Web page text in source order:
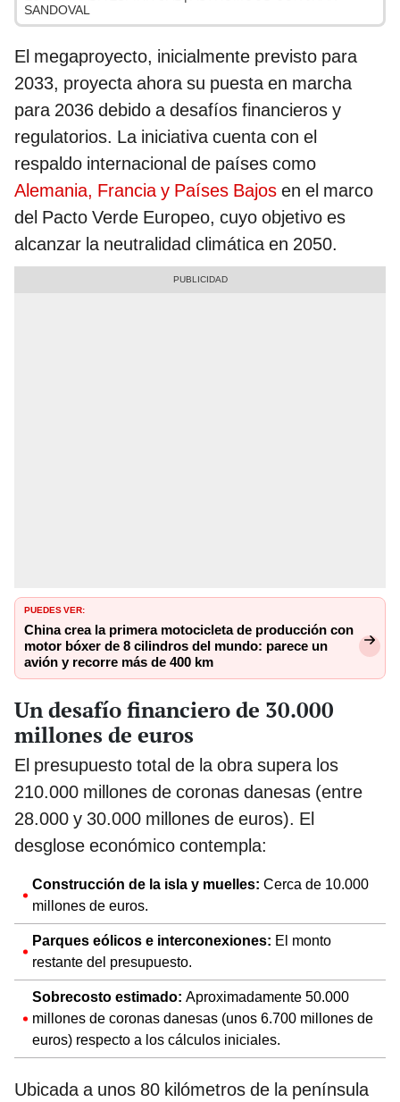
SANDOVAL
El megaproyecto, inicialmente previsto para
2033, proyecta ahora su puesta en marcha
para 2036 debido a desafíos financieros y
regulatorios. La iniciativa cuenta con el
respaldo internacional de países como
Alemania, Francia y Países Bajos en el marco
del Pacto Verde Europeo, cuyo objetivo es
alcanzar la neutralidad climática en 2050.
PUEDES VER:
China crea la primera motocicleta de producción con
motor bóxer de 8 cilindros del mundo: parece un
avión y recorre más de 400 km
Un desafío financiero de 30.000
millones de euros
El presupuesto total de la obra supera los
210.000 millones de coronas danesas (entre
28.000 y 30.000 millones de euros). El
desglose económico contempla:
Construcción de la isla y muelles: Cerca de 10.000
millones de euros.
Parques eólicos e interconexiones: El monto
restante del presupuesto.
Sobrecosto estimado: Aproximadamente 50.000
millones de coronas danesas (unos 6.700 millones de
euros) respecto a los cálculos iniciales.
Ubicada a unos 80 kilómetros de la península